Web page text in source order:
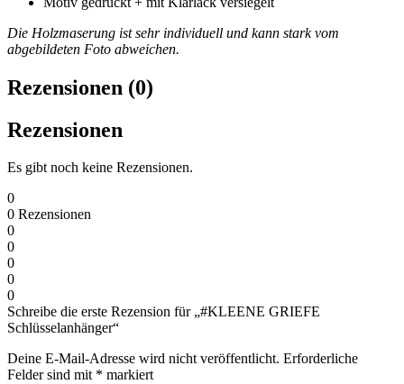
Die Holzmaserung ist sehr individuell und kann stark vom
abgebildeten Foto abweichen.
Rezensionen (0)
Rezensionen
Es gibt noch keine Rezensionen.
0
0 Rezensionen
0
0
0
0
0
Schreibe die erste Rezension für „#KLEENE GRIEFE
Schlüsselanhänger“
Deine E-Mail-Adresse wird nicht veröffentlicht. Erforderliche
Felder sind mit * markiert